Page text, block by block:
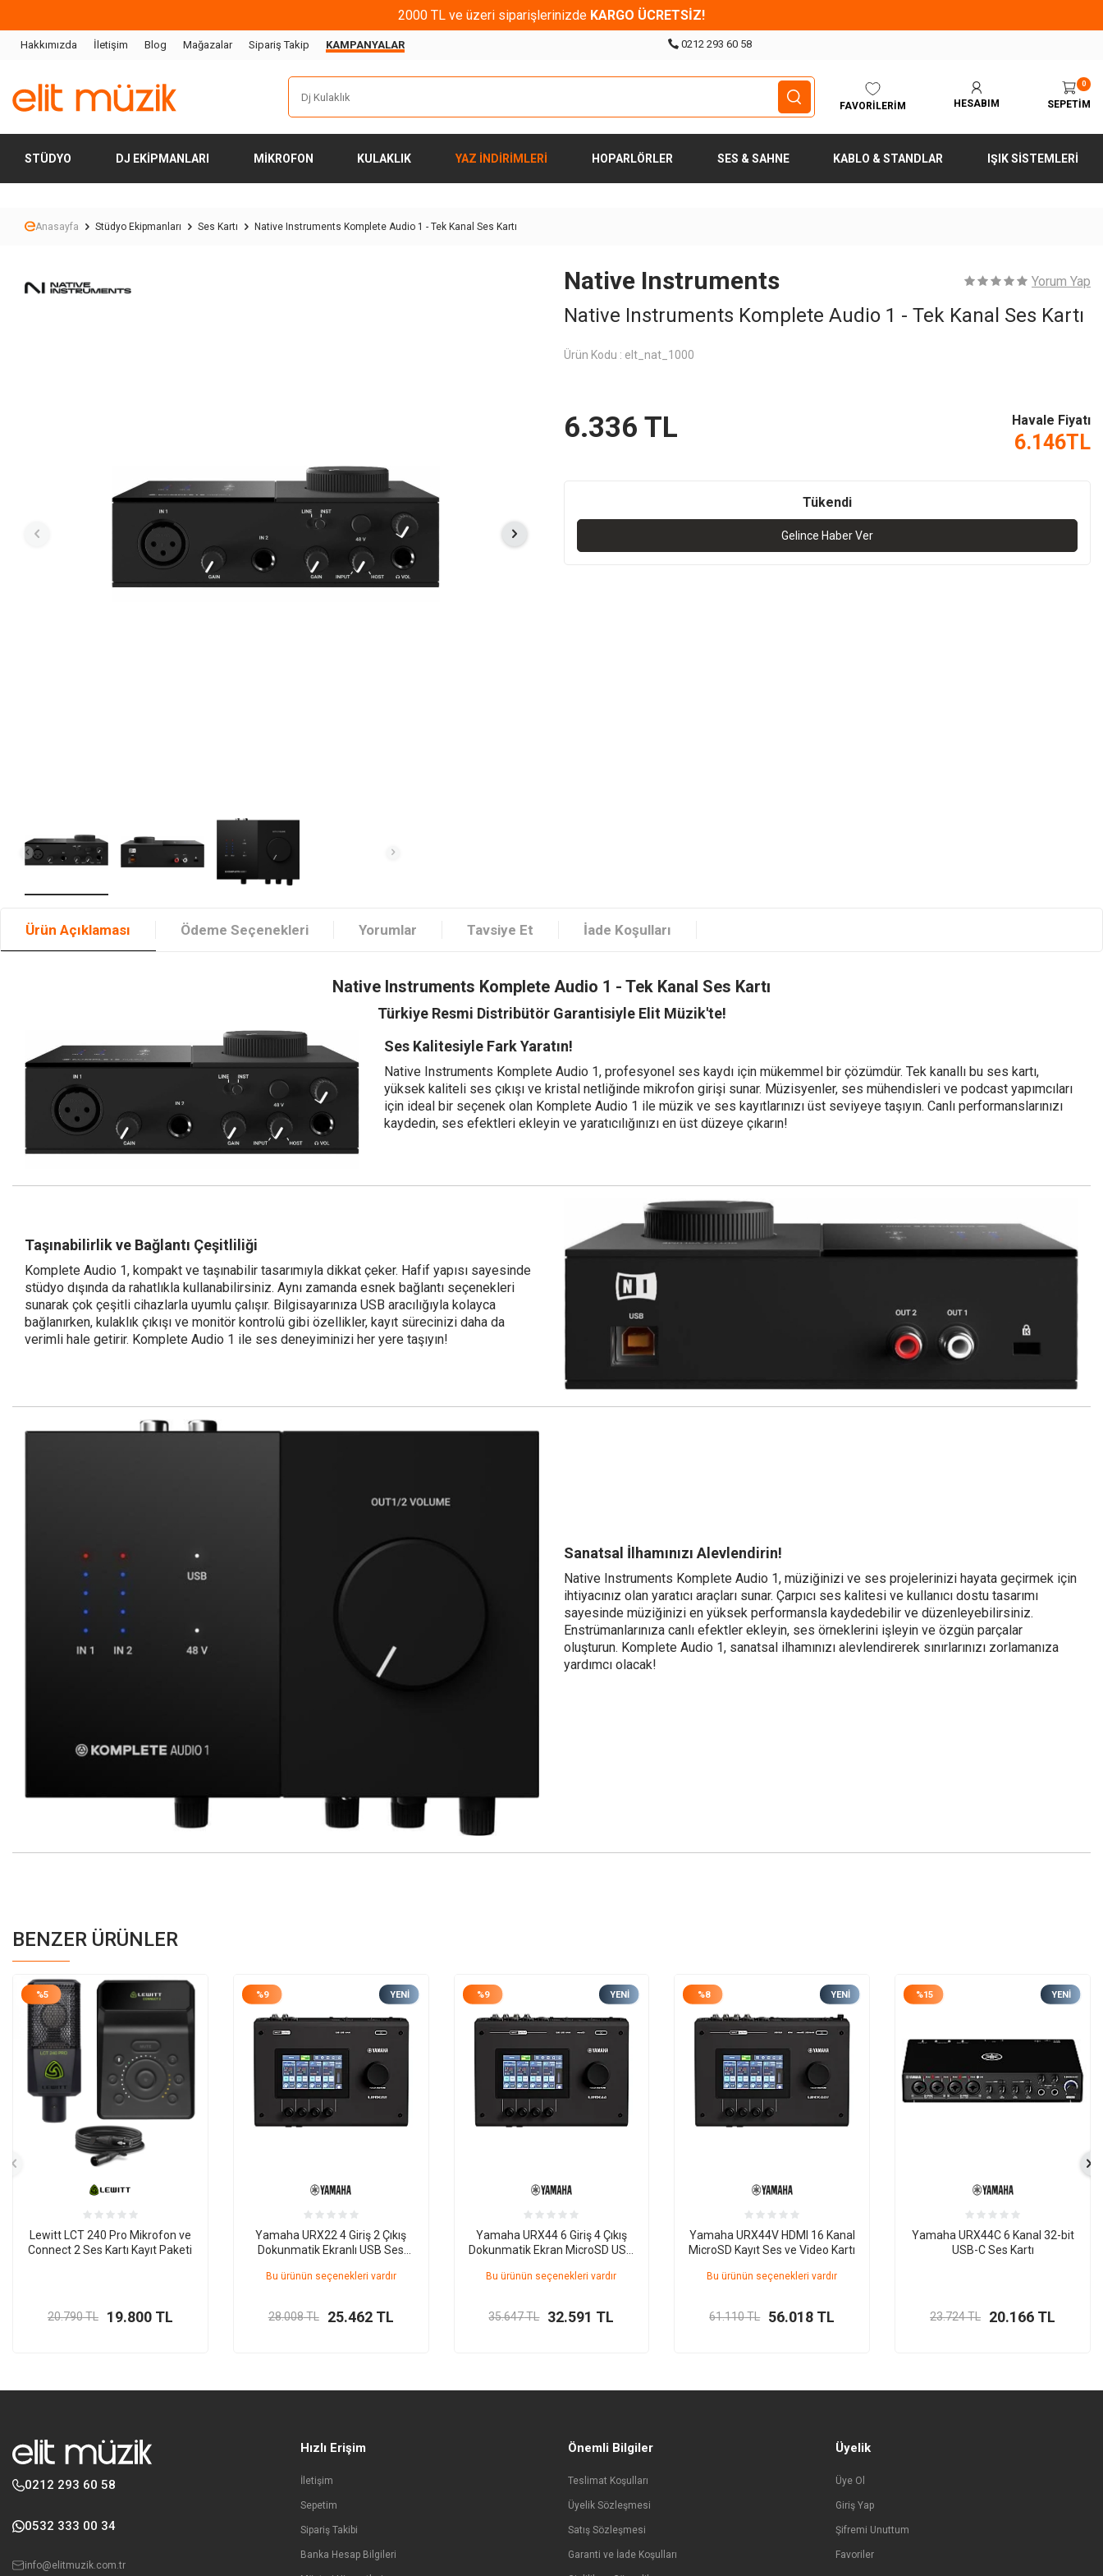
2000 TL ve üzeri siparişlerinizde KARGO ÜCRETSİZ!
Hakkımızda İletişim Blog Mağazalar Sipariş Takip KAMPANYALAR 0212 293 60 58
FAVORILERIM HESABIM
0
SEPETIM
STÜDYO DJ EKIPMANLARI MIKROFON KULAKLIK YAZ İNDİRİMLERİ HOPARLÖRLER SES & SAHNE KABLO & STANDLAR IŞIK SISTEMLERI
Anasayfa Stüdyo Ekipmanları Ses Kartı Native Instruments Komplete Audio 1 - Tek Kanal Ses Kartı
Native Instruments Yorum Yap
Native Instruments Komplete Audio 1 - Tek Kanal Ses Kartı
Ürün Kodu : elt_nat_1000
6.336 TL Havale Fiyatı
6.146TL
Tükendi
Gelince Haber Ver
Ürün Açıklaması Ödeme Seçenekleri Yorumlar Tavsiye Et İade Koşulları
Native Instruments Komplete Audio 1 - Tek Kanal Ses Kartı
Türkiye Resmi Distribütör Garantisiyle Elit Müzik'te!
Ses Kalitesiyle Fark Yaratın!
Native Instruments Komplete Audio 1, profesyonel ses kaydı için mükemmel bir çözümdür. Tek kanallı bu ses kartı,
yüksek kaliteli ses çıkışı ve kristal netliğinde mikrofon girişi sunar. Müzisyenler, ses mühendisleri ve podcast yapımcıları
için ideal bir seçenek olan Komplete Audio 1 ile müzik ve ses kayıtlarınızı üst seviyeye taşıyın. Canlı performanslarınızı
kaydedin, ses efektleri ekleyin ve yaratıcılığınızı en üst düzeye çıkarın!
Taşınabilirlik ve Bağlantı Çeşitliliği
Komplete Audio 1, kompakt ve taşınabilir tasarımıyla dikkat çeker. Hafif yapısı sayesinde
stüdyo dışında da rahatlıkla kullanabilirsiniz. Aynı zamanda esnek bağlantı seçenekleri
sunarak çok çeşitli cihazlarla uyumlu çalışır. Bilgisayarınıza USB aracılığıyla kolayca
bağlanırken, kulaklık çıkışı ve monitör kontrolü gibi özellikler, kayıt sürecinizi daha da
verimli hale getirir. Komplete Audio 1 ile ses deneyiminizi her yere taşıyın!
Sanatsal İlhamınızı Alevlendirin!
Native Instruments Komplete Audio 1, müziğinizi ve ses projelerinizi hayata geçirmek için
ihtiyacınız olan yaratıcı araçları sunar. Çarpıcı ses kalitesi ve kullanıcı dostu tasarımı
sayesinde müziğinizi en yüksek performansla kaydedebilir ve düzenleyebilirsiniz.
Enstrümanlarınıza canlı efektler ekleyin, ses örneklerini işleyin ve özgün parçalar
oluşturun. Komplete Audio 1, sanatsal ilhamınızı alevlendirerek sınırlarınızı zorlamanıza
yardımcı olacak!
BENZER ÜRÜNLER
%5
Lewitt LCT 240 Pro Mikrofon ve
Connect 2 Ses Kartı Kayıt Paketi
20.790TL 19.800TL
%9 YENI
Yamaha URX22 4 Giriş 2 Çıkış
Dokunmatik Ekranlı USB Ses
Bu ürünün seçenekleri vardır
28.008TL 25.462TL
%9 YENI
Yamaha URX44 6 Giriş 4 Çıkış
Dokunmatik Ekran MicroSD USB
Bu ürünün seçenekleri vardır
35.647TL 32.591 TL
%8 YENI
Yamaha URX44V HDMI 16 Kanal
MicroSD Kayıt Ses ve Video Kartı
Bu ürünün seçenekleri vardır
61.110TL 56.018 TL
%15 YENI
Yamaha URX44C 6 Kanal 32-bit
USB-C Ses Kartı
23.724TL 20.166 TL
Hızlı Erişim
İletişim
Sepetim
Sipariş Takibi
Banka Hesap Bilgileri
Önemli Bilgiler
Teslimat Koşulları
Üyelik Sözleşmesi
Satış Sözleşmesi
Garanti ve İade Koşulları
Üyelik
Üye Ol
Giriş Yap
Şifremi Unuttum
Favoriler
0212 293 60 58
0532 333 00 34
info@elitmuzik.com.tr